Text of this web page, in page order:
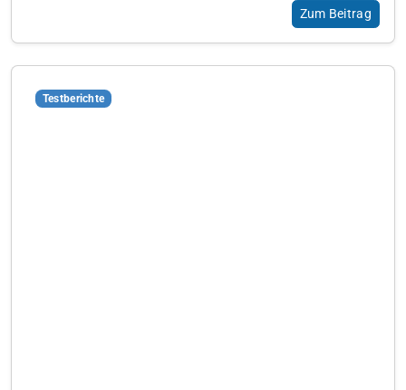
Zum Beitrag
Testberichte